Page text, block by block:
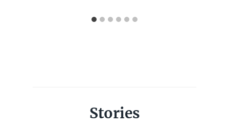
Stories